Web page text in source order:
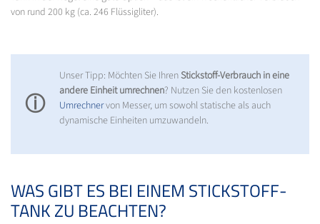
von rund 200 kg (ca. 246 Flüssigliter).
ⓘ
Unser Tipp: Möchten Sie IhrenStickstoff-Verbrauch in eine
andere Einheit umrechnen? Nutzen Sie den kostenlosen
Umrechnervon Messer, um sowohl statische als auch
dynamische Einheiten umzuwandeln.
WAS GIBT ES BEI EINEM STICKSTOFF-
TANK ZU BEACHTEN?